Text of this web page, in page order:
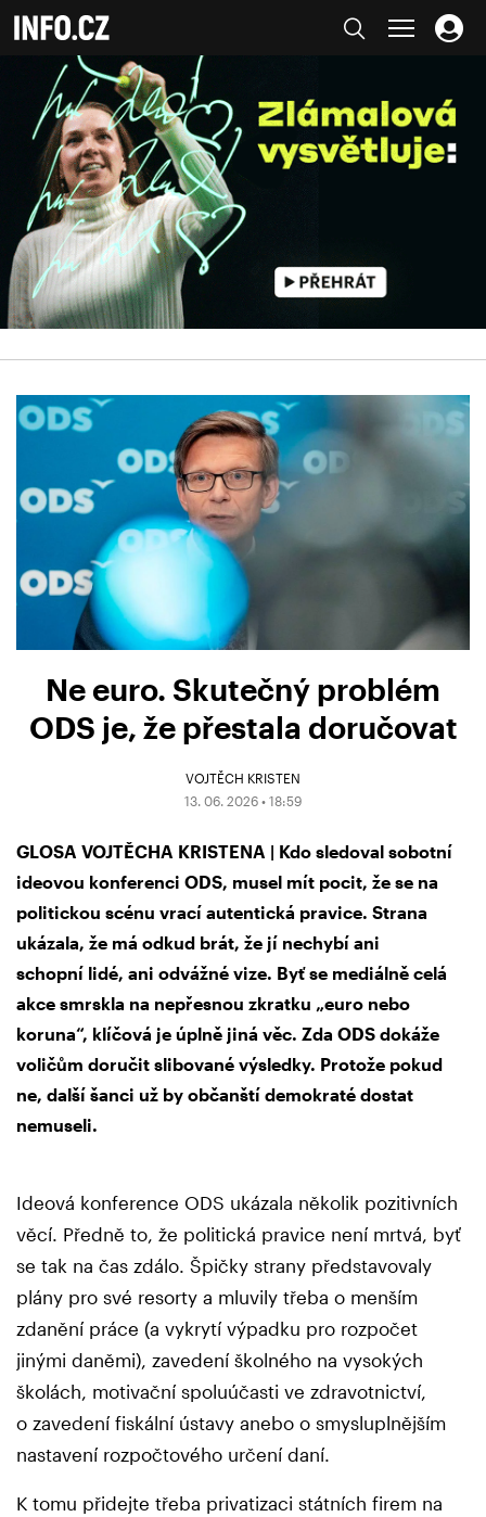
Ne euro. Skutečný problém
ODS je, že přestala doručovat
VOJTĚCH KRISTEN
13. 06. 2026 • 18:59
GLOSA VOJTĚCHA KRISTENA | Kdo sledoval sobotní
ideovou konferenci ODS, musel mít pocit, že se na
politickou scénu vrací autentická pravice. Strana
ukázala, že má odkud brát, že jí nechybí ani
schopní lidé, ani odvážné vize. Byť se mediálně celá
akce smrskla na nepřesnou zkratku „euro nebo
koruna“, klíčová je úplně jiná věc. Zda ODS dokáže
voličům doručit slibované výsledky. Protože pokud
ne, další šanci už by občanští demokraté dostat
nemuseli.
Ideová konference ODS ukázala několik pozitivních
věcí. Předně to, že politická pravice není mrtvá, byť
se tak na čas zdálo. Špičky strany představovaly
plány pro své resorty a mluvily třeba o menším
zdanění práce (a vykrytí výpadku pro rozpočet
jinými daněmi), zavedení školného na vysokých
školách, motivační spoluúčasti ve zdravotnictví,
o zavedení fiskální ústavy anebo o smysluplnějším
nastavení rozpočtového určení daní.
K tomu přidejte třeba privatizaci státních firem na